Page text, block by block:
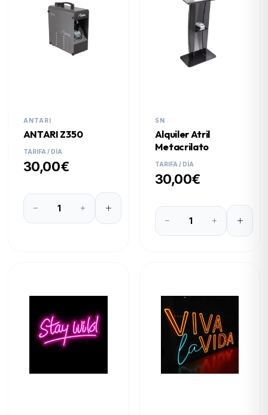
ANTARI
ANTARI Z350
TARIFA / DÍA
30,00€
SN
Alquiler Atril
Metacrilato
TARIFA / DÍA
30,00€